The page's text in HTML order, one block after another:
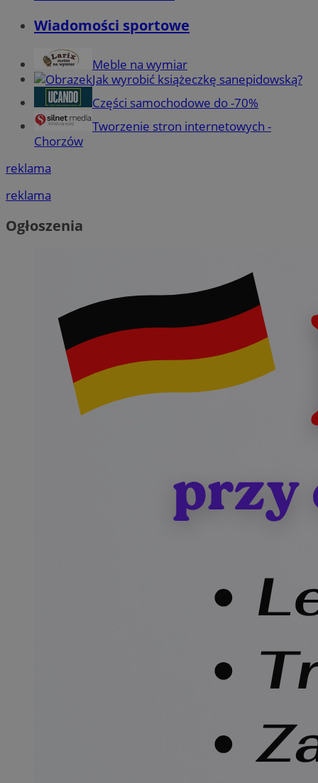
Wiadomości sportowe
Meble na wymiar
Jak wyrobić książeczkę sanepidowską?
Części samochodowe do -70%
Tworzenie stron internetowych -
Chorzów
reklama
reklama
Ogłoszenia